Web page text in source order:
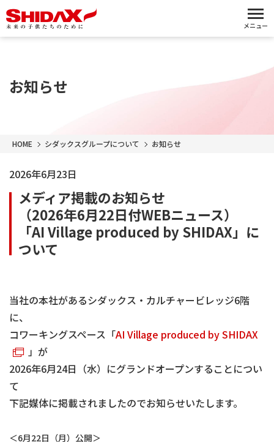
メニュー
お知らせ
HOME シダックスグループについて お知らせ
2026年6月23日
メディア掲載のお知らせ
（2026年6月22日付WEBニュース）
「AI Village produced by SHIDAX」に
ついて
当社の本社があるシダックス・カルチャービレッジ6階
に、
コワーキングスペース「AI Village produced by SHIDAX
」が
2026年6月24日（水）にグランドオープンすることについ
て
下記媒体に掲載されましたのでお知らせいたします。
＜6月22日（月）公開＞